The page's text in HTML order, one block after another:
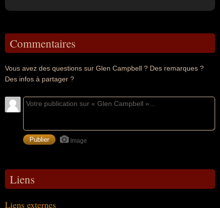
Commentaires
Vous avez des questions sur Glen Campbell ? Des remarques ?
Des infos à partager ?
Image
Liens
Liens externes